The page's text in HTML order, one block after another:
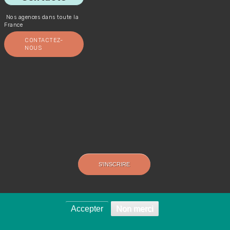
Nos agences dans toute la
France
CONTACTEZ-
NOUS
Accepter Non merci